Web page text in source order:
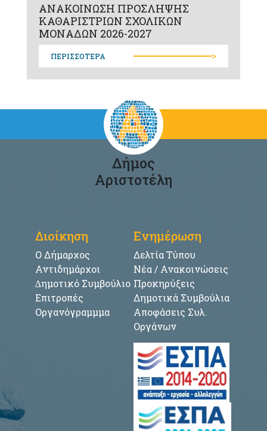
ΑΝΑΚΟΙΝΩΣΗ ΠΡΟΣΛΗΨΗΣ
ΚΑΘΑΡΙΣΤΡΙΩΝ ΣΧΟΛΙΚΩΝ
ΜΟΝΑΔΩΝ 2026-2027
ΠΕΡΙΣΣΟΤΕΡΑ >
Δήμος
Αριστοτέλη
Διοίκηση
Ο Δήμαρχος
Αντιδημάρχοι
∆ημοτικό Συμβούλιο
Επιτροπές
Οργανόγραμμμα
Ενημέρωση
Δελτία Τύπου
Νέα / Ανακοινώσεις
Προκηρύξεις
Δημοτικά Συμβούλια
Αποφάσεις Συλ.
Οργάνων